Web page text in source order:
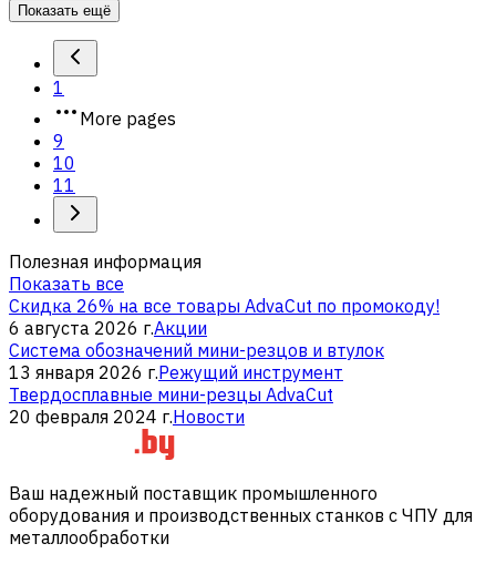
Показать ещё
1
More pages
9
10
11
Полезная информация
Показать все
Скидка 26% на все товары AdvaCut по промокоду!
6 августа 2026 г.Акции
Система обозначений мини-резцов и втулок
13 января 2026 г.Режущий инструмент
Твердосплавные мини-резцы AdvaCut
20 февраля 2024 г.Новости
Ваш надежный поставщик промышленного
оборудования и производственных станков с ЧПУ для
металлообработки